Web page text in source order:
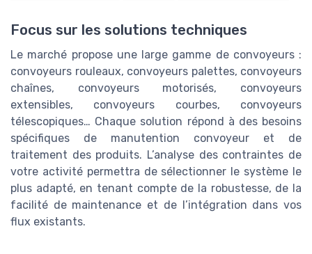
Focus sur les solutions techniques
Le marché propose une large gamme de convoyeurs :
convoyeurs rouleaux, convoyeurs palettes, convoyeurs
chaînes, convoyeurs motorisés, convoyeurs
extensibles, convoyeurs courbes, convoyeurs
télescopiques… Chaque solution répond à des besoins
spécifiques de manutention convoyeur et de
traitement des produits. L’analyse des contraintes de
votre activité permettra de sélectionner le système le
plus adapté, en tenant compte de la robustesse, de la
facilité de maintenance et de l’intégration dans vos
flux existants.